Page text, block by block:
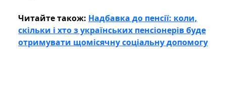
Читайте також: Надбавка до пенсії: коли,
скільки і хто з українських пенсіонерів буде
отримувати щомісячну соціальну допомогу